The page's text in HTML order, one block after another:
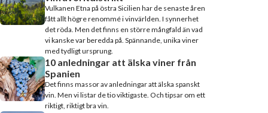
Vulkanen Etna på östra Sicilien har de senaste åren
fått allt högre renommé i vinvärlden. I synnerhet
det röda. Men det finns en större mångfald än vad
vi kanske var beredda på. Spännande, unika viner
med tydligt ursprung.
10 anledningar att älska viner från
Spanien
Det finns massor av anledningar att älska spanskt
vin. Men vi listar de tio viktigaste. Och tipsar om ett
riktigt, riktigt bra vin.